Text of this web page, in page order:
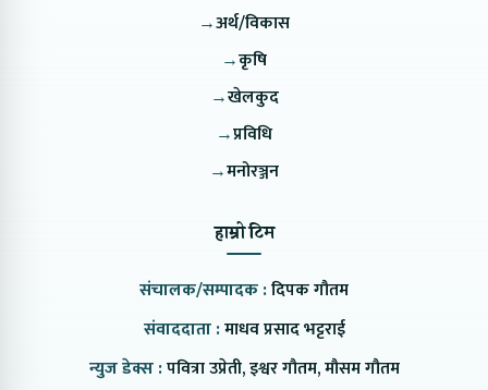
→अर्थ/विकास
→कृषि
→खेलकुद
→प्रविधि
→मनोरञ्जन
हाम्रो टिम
संचालक/सम्पादक :दिपक गौतम
संवाददाता :माधव प्रसाद भट्टराई
न्युज डेक्स :पवित्रा उप्रेती, इश्वर गौतम, मौसम गौतम